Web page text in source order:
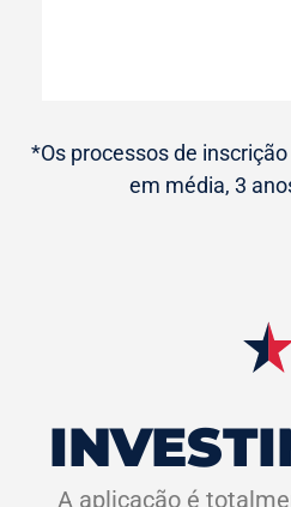
*Os processos de
em média, 3
A aplicação é